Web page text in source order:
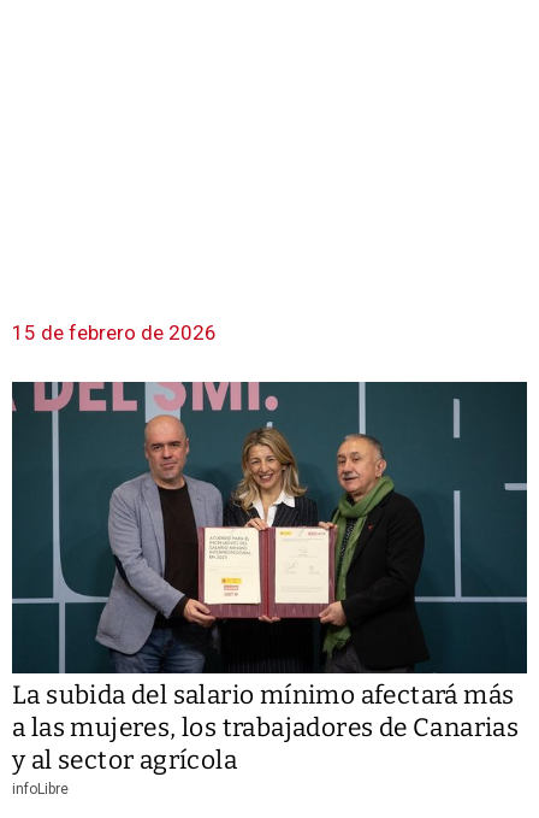
15 de febrero de 2026
La subida del salario mínimo afectará más
a las mujeres, los trabajadores de Canarias
y al sector agrícola
infoLibre